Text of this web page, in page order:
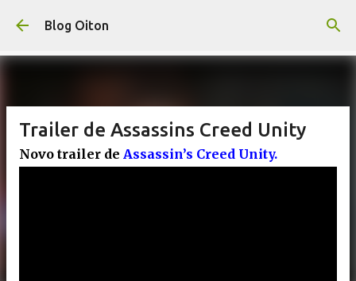
Pular para o conteúdo principal
Blog Oiton
Trailer de Assassins Creed Unity
Novo trailer de Assassin’s Creed Unity.